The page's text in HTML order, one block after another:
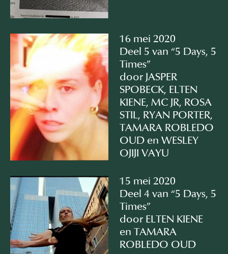
16 mei 2020
Deel 5 van “5 Days, 5
Times”
door JASPER
SPOBECK, ELTEN
KIENE, MC JR, ROSA
STIL, RYAN PORTER,
TAMARA ROBLEDO
OUD en WESLEY
OJIJI VAYU
15 mei 2020
Deel 4 van “5 Days, 5
Times”
door ELTEN KIENE
en TAMARA
ROBLEDO OUD